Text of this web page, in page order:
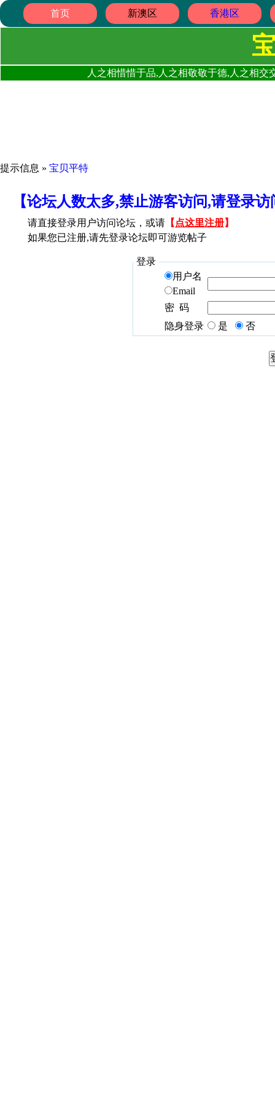
首页 新澳区 香港区
人之相惜惜于品,人之相敬敬于德,人之相
提示信息 » 宝贝平特
【论坛人数太多,禁止游客访问,请登录
请直接登录用户访问论坛，或请 【 点这里注册】
如果您已注册,请先登录论坛即可游览帖子
登录
用户名
Email
密 码
隐身登录
是 否